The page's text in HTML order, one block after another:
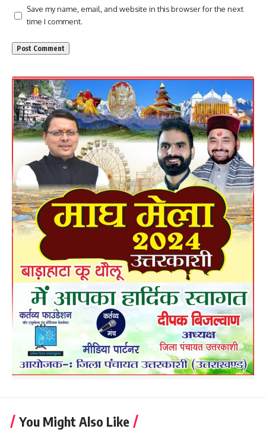
Save my name, email, and website in this browser for the next
time I comment.
You Might Also Like